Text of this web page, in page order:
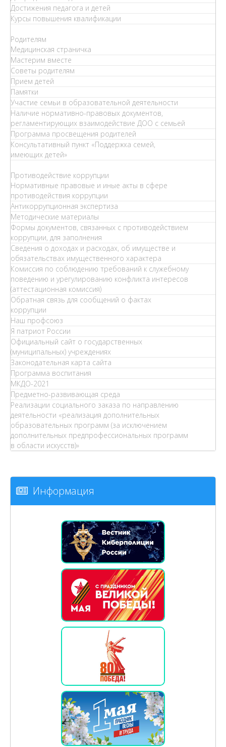
Достижения педагога и детей
Курсы повышения квалификации
Родителям
Медицинская страничка
Мастерим вместе
Советы родителям
Прием детей
Памятки
Участие семьи в образовательной деятельности
Наличие нормативно-правовых документов,
регламентирующих взаимодействие ДОО с семьей
Программа просвещения родителей
Консультативный пункт «Поддержка семей,
имеющих детей»
Противодействие коррупции
Нормативные правовые и иные акты в сфере
противодействия коррупции
Антикоррупционная экспертиза
Методические материалы
Формы документов, связанных с противодействием
коррупции, для заполнения
Сведения о доходах и расходах, об имуществе и
обязательствах имущественного характера
Комиссия по соблюдению требований к служебному
поведению и урегулированию конфликта интересов
(аттестационная комиссия)
Обратная связь для сообщений о фактах
коррупции
Наш профсоюз
Я патриот России
Официальный сайт о государственных
(муниципальных) учреждениях
Законодательная карта сайта
Программа воспитания
МКДО-2021
Предметно-развивающая среда
Реализации социального заказа по направлению
деятельности «реализация дополнительных
образовательных программ (за исключением
дополнительных предпрофессиональных программ
в области искусств)»
Информация